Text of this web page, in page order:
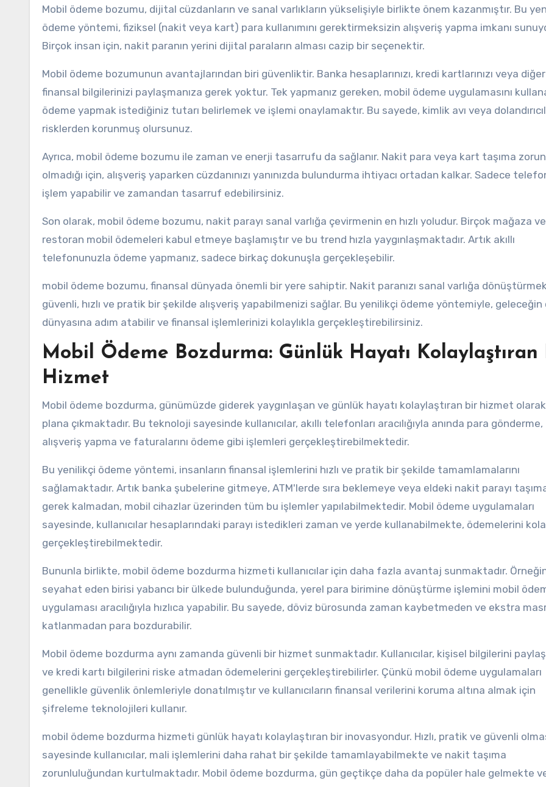
Mobil ödeme bozumu, dijital cüzdanların ve sanal varlıkların yükselişiyle birlikte önem kazanmıştır. Bu
ödeme yöntemi, fiziksel (nakit veya kart) para kullanımını gerektirmeksizin alışveriş yapma imkanı
Birçok insan için, nakit paranın yerini dijital paraların alması cazip bir seçenektir.
Mobil ödeme bozumunun avantajlarından biri güvenliktir. Banka hesaplarınızı, kredi kartlarınızı veya diğer
finansal bilgilerinizi paylaşmanıza gerek yoktur. Tek yapmanız gereken, mobil ödeme uygulamasını
ödeme yapmak istediğiniz tutarı belirlemek ve işlemi onaylamaktır. Bu sayede, kimlik avı veya
risklerden korunmuş olursunuz.
Ayrıca, mobil ödeme bozumu ile zaman ve enerji tasarrufu da sağlanır. Nakit para veya kart taşıma
olmadığı için, alışveriş yaparken cüzdanınızı yanınızda bulundurma ihtiyacı ortadan kalkar. Sadece
işlem yapabilir ve zamandan tasarruf edebilirsiniz.
Son olarak, mobil ödeme bozumu, nakit parayı sanal varlığa çevirmenin en hızlı yoludur. Birçok mağaza ve
restoran mobil ödemeleri kabul etmeye başlamıştır ve bu trend hızla yaygınlaşmaktadır. Artık akıllı
telefonunuzla ödeme yapmanız, sadece birkaç dokunuşla gerçekleşebilir.
mobil ödeme bozumu, finansal dünyada önemli bir yere sahiptir. Nakit paranızı sanal varlığa
güvenli, hızlı ve pratik bir şekilde alışveriş yapabilmenizi sağlar. Bu yenilikçi ödeme yöntemiyle,
dünyasına adım atabilir ve finansal işlemlerinizi kolaylıkla gerçekleştirebilirsiniz.
Mobil Ödeme Bozdurma: Günlük Hayatı Kolaylaştıran
Hizmet
Mobil ödeme bozdurma, günümüzde giderek yaygınlaşan ve günlük hayatı kolaylaştıran bir hizmet
plana çıkmaktadır. Bu teknoloji sayesinde kullanıcılar, akıllı telefonları aracılığıyla anında para gönderme,
alışveriş yapma ve faturalarını ödeme gibi işlemleri gerçekleştirebilmektedir.
Bu yenilikçi ödeme yöntemi, insanların finansal işlemlerini hızlı ve pratik bir şekilde tamamlamalarını
sağlamaktadır. Artık banka şubelerine gitmeye, ATM'lerde sıra beklemeye veya eldeki nakit parayı
gerek kalmadan, mobil cihazlar üzerinden tüm bu işlemler yapılabilmektedir. Mobil ödeme uygulamaları
sayesinde, kullanıcılar hesaplarındaki parayı istedikleri zaman ve yerde kullanabilmekte, ödemelerini
gerçekleştirebilmektedir.
Bununla birlikte, mobil ödeme bozdurma hizmeti kullanıcılar için daha fazla avantaj sunmaktadır.
seyahat eden birisi yabancı bir ülkede bulunduğunda, yerel para birimine dönüştürme işlemini mobil
uygulaması aracılığıyla hızlıca yapabilir. Bu sayede, döviz bürosunda zaman kaybetmeden ve ekstra
katlanmadan para bozdurabilir.
Mobil ödeme bozdurma aynı zamanda güvenli bir hizmet sunmaktadır. Kullanıcılar, kişisel bilgilerini
ve kredi kartı bilgilerini riske atmadan ödemelerini gerçekleştirebilirler. Çünkü mobil ödeme uygulamaları
genellikle güvenlik önlemleriyle donatılmıştır ve kullanıcıların finansal verilerini koruma altına almak için
şifreleme teknolojileri kullanır.
mobil ödeme bozdurma hizmeti günlük hayatı kolaylaştıran bir inovasyondur. Hızlı, pratik ve güvenli
sayesinde kullanıcılar, mali işlemlerini daha rahat bir şekilde tamamlayabilmekte ve nakit taşıma
zorunluluğundan kurtulmaktadır. Mobil ödeme bozdurma, gün geçtikçe daha da popüler hale gelmekte